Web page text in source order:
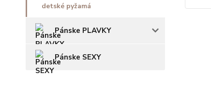
detské pyžamá
Pánske PLAVKY
Pánske SEXY